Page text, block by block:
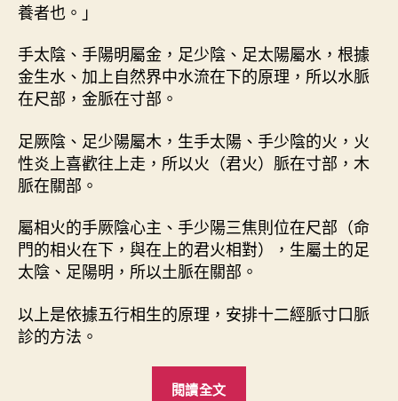
養者也。」
手太陰、手陽明屬金，足少陰、足太陽屬水，根據
金生水、加上自然界中水流在下的原理，所以水脈
在尺部，金脈在寸部。
足厥陰、足少陽屬木，生手太陽、手少陰的火，火
性炎上喜歡往上走，所以火（君火）脈在寸部，木
脈在關部。
屬相火的手厥陰心主、手少陽三焦則位在尺部（命
門的相火在下，與在上的君火相對），生屬土的足
太陰、足陽明，所以土脈在關部。
以上是依據五行相生的原理，安排十二經脈寸口脈
診的方法。
閱讀全文